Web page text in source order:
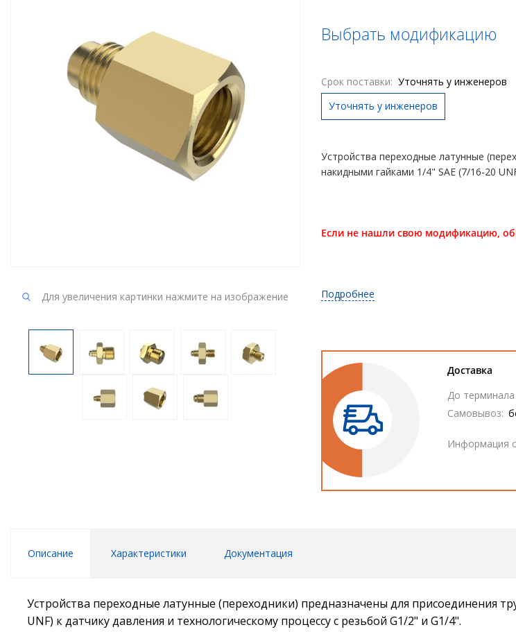
Для увеличения картинки нажмите на изображение
Выбрать модификацию
Срок поставки: Уточнять у инженеров
Уточнять у инженеров
Устройства переходные латунные
накидными гайками 1/4" SAE (7/16-20
Если не нашли свою модификацию,
Подробнее
Доставка
До
Самовывоз:
Информация
Описание Характеристики Документация
Устройства переходные латунные (переходники) предназначены для присоединения
UNF) к датчику давления и технологическому процессу с резьбой G1/2" и G1/4".